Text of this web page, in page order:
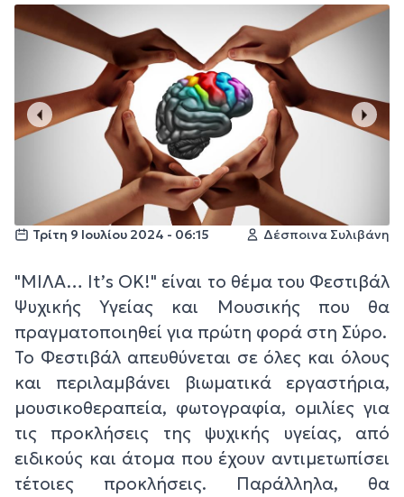
Τρίτη 9 Ιουλίου 2024 - 06:15 Δέσποινα Συλιβάνη
"ΜΙΛΑ… It’s OK!" είναι το θέμα του Φεστιβάλ
Ψυχικής Υγείας και Μουσικής που θα
πραγματοποιηθεί για πρώτη φορά στη Σύρο.
Το Φεστιβάλ απευθύνεται σε όλες και όλους
και περιλαμβάνει βιωματικά εργαστήρια,
μουσικοθεραπεία, φωτογραφία, ομιλίες για
τις προκλήσεις της ψυχικής υγείας, από
ειδικούς και άτομα που έχουν αντιμετωπίσει
τέτοιες προκλήσεις. Παράλληλα, θα